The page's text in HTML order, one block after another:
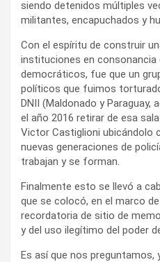
siendo detenidos múltiples
militantes, encapuchados y
Con el espíritu de construir
instituciones en consonancia
democráticos, fue que un
políticos que fuimos
DNII (Maldonado y Paraguay,
el año 2016 retirar de esa
Victor Castiglioni ubicándolo
nuevas generaciones de
trabajan y se forman.
Finalmente esto se llevó a
que se colocó, en el marco
recordatoria de sitio de
y del uso ilegítimo del poder
Es así que nos